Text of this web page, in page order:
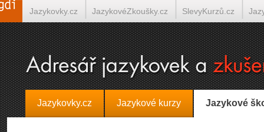
Jazykovky.cz Jazykové kurzy Jazykové
Jazykovky.cz JazykovéZkoušky.cz SlevyKurzů.cz
Španělština on-line Italština on-line Tlumočení-